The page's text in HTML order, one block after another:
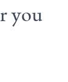
you